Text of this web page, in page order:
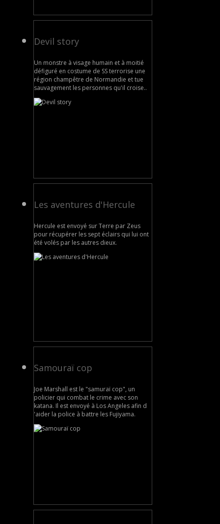
Devil story
Un monstre à visage humain et à moitié
défiguré en costume de SS terrorise une
région champêtre de Normandie et tue
sauvagement les personnes qu'il croise..
Les aventures d'Hercule
Hercule est envoyé sur Terre par Zeus
pour récupérer les sept éclairs qui lui ont
été volés par les autres dieux.
Samouraï cop
Joe Marshall est le "samuraï cop", un
policier qui combat le crime avec son
katana. Il est envoyé à Los Angeles afin d
'aider la police à battre les Fujiyama.